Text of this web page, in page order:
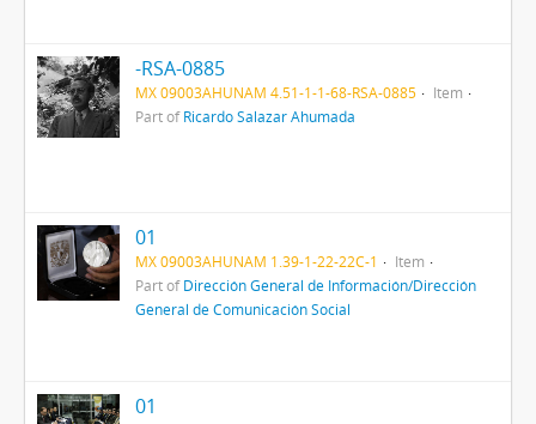
-RSA-0885
MX 09003AHUNAM 4.51-1-1-68-RSA-0885
Item
Part ofRicardo Salazar Ahumada
01
MX 09003AHUNAM 1.39-1-22-22C-1
Item
Part ofDirección General de Información/Dirección
General de Comunicación Social
01